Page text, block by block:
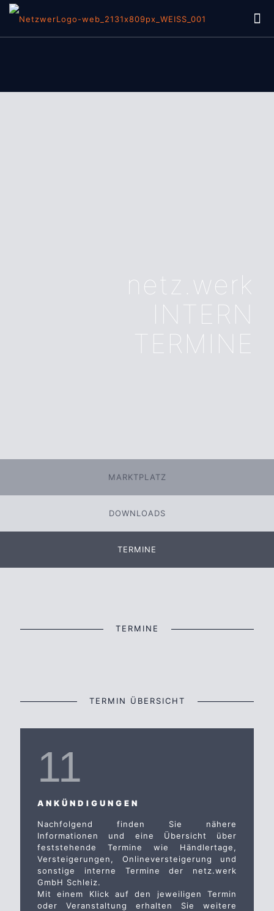
netz.werk
INTERN
TERMINE
MARKTPLATZ
DOWNLOADS
TERMINE
TERMINE
TERMIN ÜBERSICHT
11
ANKÜNDIGUNGEN
Nachfolgend finden Sie nähere
Informationen und eine Übersicht über
feststehende Termine wie Händlertage,
Versteigerungen, Onlineversteigerung und
sonstige interne Termine der netz.werk
GmbH Schleiz.
Mit einem Klick auf den jeweiligen Termin
oder Veranstaltung erhalten Sie weitere